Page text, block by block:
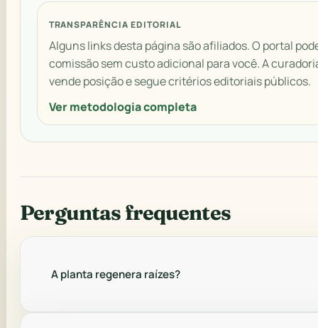
TRANSPARÊNCIA EDITORIAL
Alguns links desta página são afiliados. O portal
comissão sem custo adicional para você. A
vende posição e segue critérios editoriais públicos.
Ver metodologia completa
Perguntas frequentes
A planta regenera raízes?